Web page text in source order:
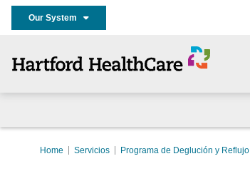
Our System
Home Servicios Programa de Deglución y Reflujo